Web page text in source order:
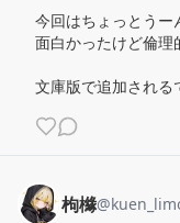
今回はちょっとうー
面白かったけど倫理
文庫版で追加される
枸櫞@